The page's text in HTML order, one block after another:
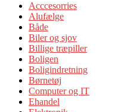
Acccesorries
Alufælge
Både
Biler og sjov
Billige træpiller
Boligen
Boligindretning
Børnetøj
Computer og IT
Ehandel